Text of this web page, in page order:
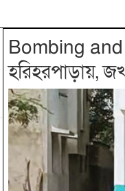
Bombing and
হরিহরপাড়ায়,